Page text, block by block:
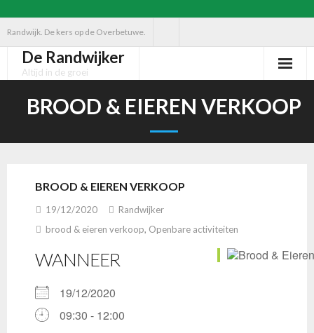
inhoud
Randwijk. De kers op de Overbetuwe.
De Randwijker
Altijd in de groei
BROOD & EIEREN VERKOOP
BROOD & EIEREN VERKOOP
19/12/2020
Randwijker
brood & eieren verkoop, Openbare activiteiten
WANNEER
19/12/2020
09:30 - 12:00